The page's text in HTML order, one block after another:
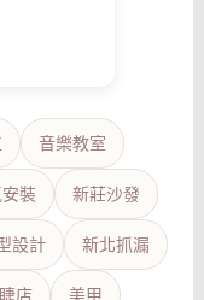
音樂教室
裝 新莊沙發
設計 新北抓漏
店 美甲